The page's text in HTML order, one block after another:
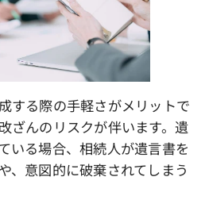
する際の手軽さがメリットで
ざんのリスクが伴います。遺
いる場合、相続人が遺言書を
、意図的に破棄されてしまう